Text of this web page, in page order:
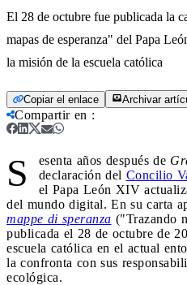
El 28 de octubre fue publicada la
mapas de esperanza" del Papa
la misión de la escuela católica
Copiar el enlace Archivar
Compartir en :
S esenta años después de
declaración del Concilio
el Papa León XIV
del mundo digital. En su carta
mappe di speranza ("Trazando
publicada el 28 de octubre de
escuela católica en el actual
la confronta con sus
ecológica.